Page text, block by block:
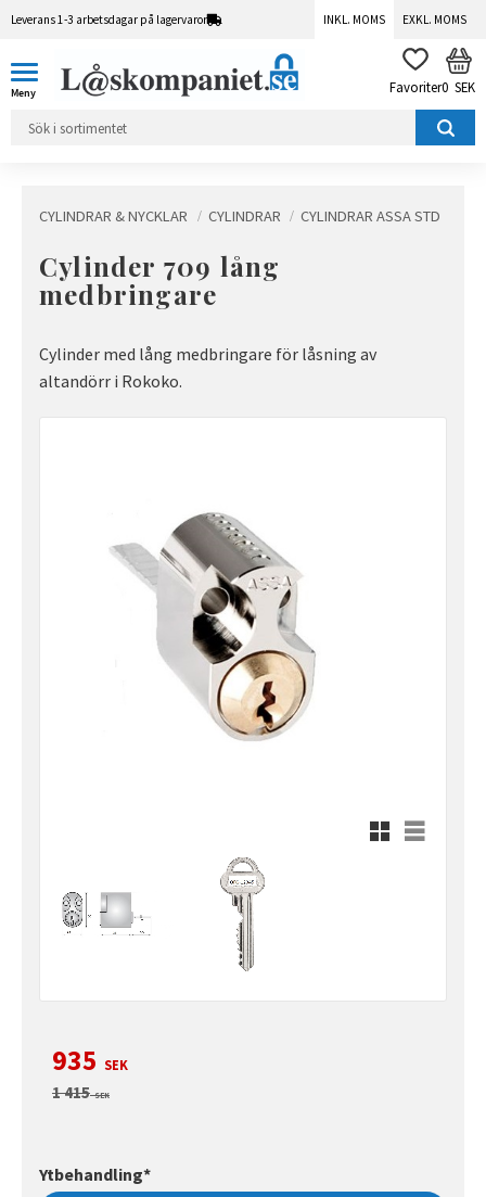
Leverans 1-3 arbetsdagar på lagervaror INKL. MOMS EXKL. MOMS
FAVORITER
0 SEK
CYLINDRAR & NYCKLAR CYLINDRAR CYLINDRAR ASSA STD
Cylinder 709 lång
medbringare
Cylinder med lång medbringare för låsning av
altandörr i Rokoko.
Rutnätsvy
Listvy
Nedsatt pris:
935 SEK
Ordinarie pris:
1 415SEK
Ytbehandling*